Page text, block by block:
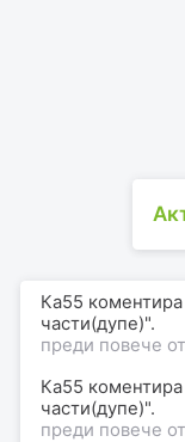
Ка55
части(дупе)".
преди повече
Ка55
части(дупе)".
преди повече